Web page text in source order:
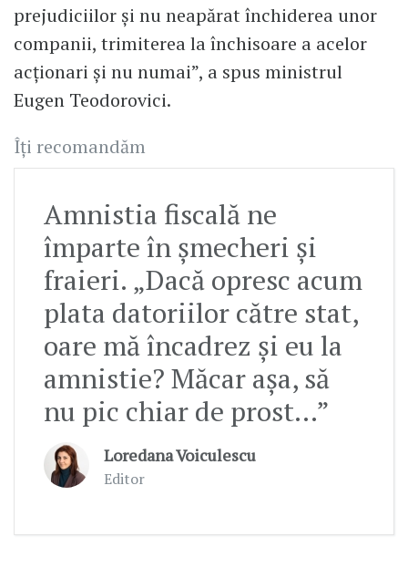
prejudiciilor și nu neapărat închiderea unor
companii, trimiterea la închisoare a acelor
acționari și nu numai”, a spus ministrul
Eugen Teodorovici.
Îți recomandăm
Amnistia fiscală ne
împarte în șmecheri și
fraieri. „Dacă opresc acum
plata datoriilor către stat,
oare mă încadrez și eu la
amnistie? Măcar așa, să
nu pic chiar de prost...”
Loredana Voiculescu
Editor